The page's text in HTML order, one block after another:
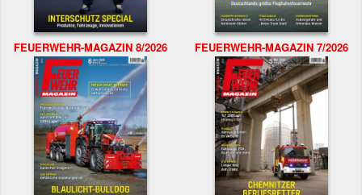
FEUERWEHR-MAGAZIN 8/2026 FEUERWEHR-MAGAZIN 7/2026